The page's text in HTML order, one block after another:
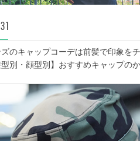
ズのキャップコーデは前髪で印象を
型別・顔型別】おすすめキャップの